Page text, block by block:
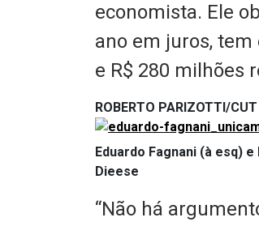
economista. Ele
ano em juros,
e R$ 280 milhões
ROBERTO PARIZOTTI/CUT
Eduardo Fagnani (à esq)
Dieese
“Não há